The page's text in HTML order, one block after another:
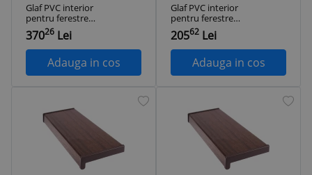
Glaf PVC interior
pentru ferestre
Wenge 200 x 35 cm
37026 Lei
Adauga in cos
Glaf PVC interior
pentru ferestre
Wenge 200 x 25 cm
20562 Lei
Adauga in cos